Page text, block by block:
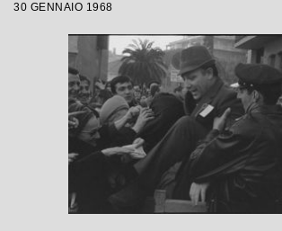
30 GENNAIO 1968